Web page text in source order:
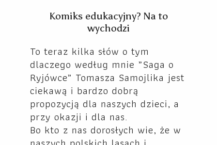
Komiks edukacyjny? Na to
wychodzi
To teraz kilka słów o tym
dlaczego według mnie „Saga o
Ryjówce” Tomasza Samojlika jest
ciekawą i bardzo dobrą
propozycją dla naszych dzieci, a
przy okazji i dla nas.
Bo kto z nas dorosłych wie, że w